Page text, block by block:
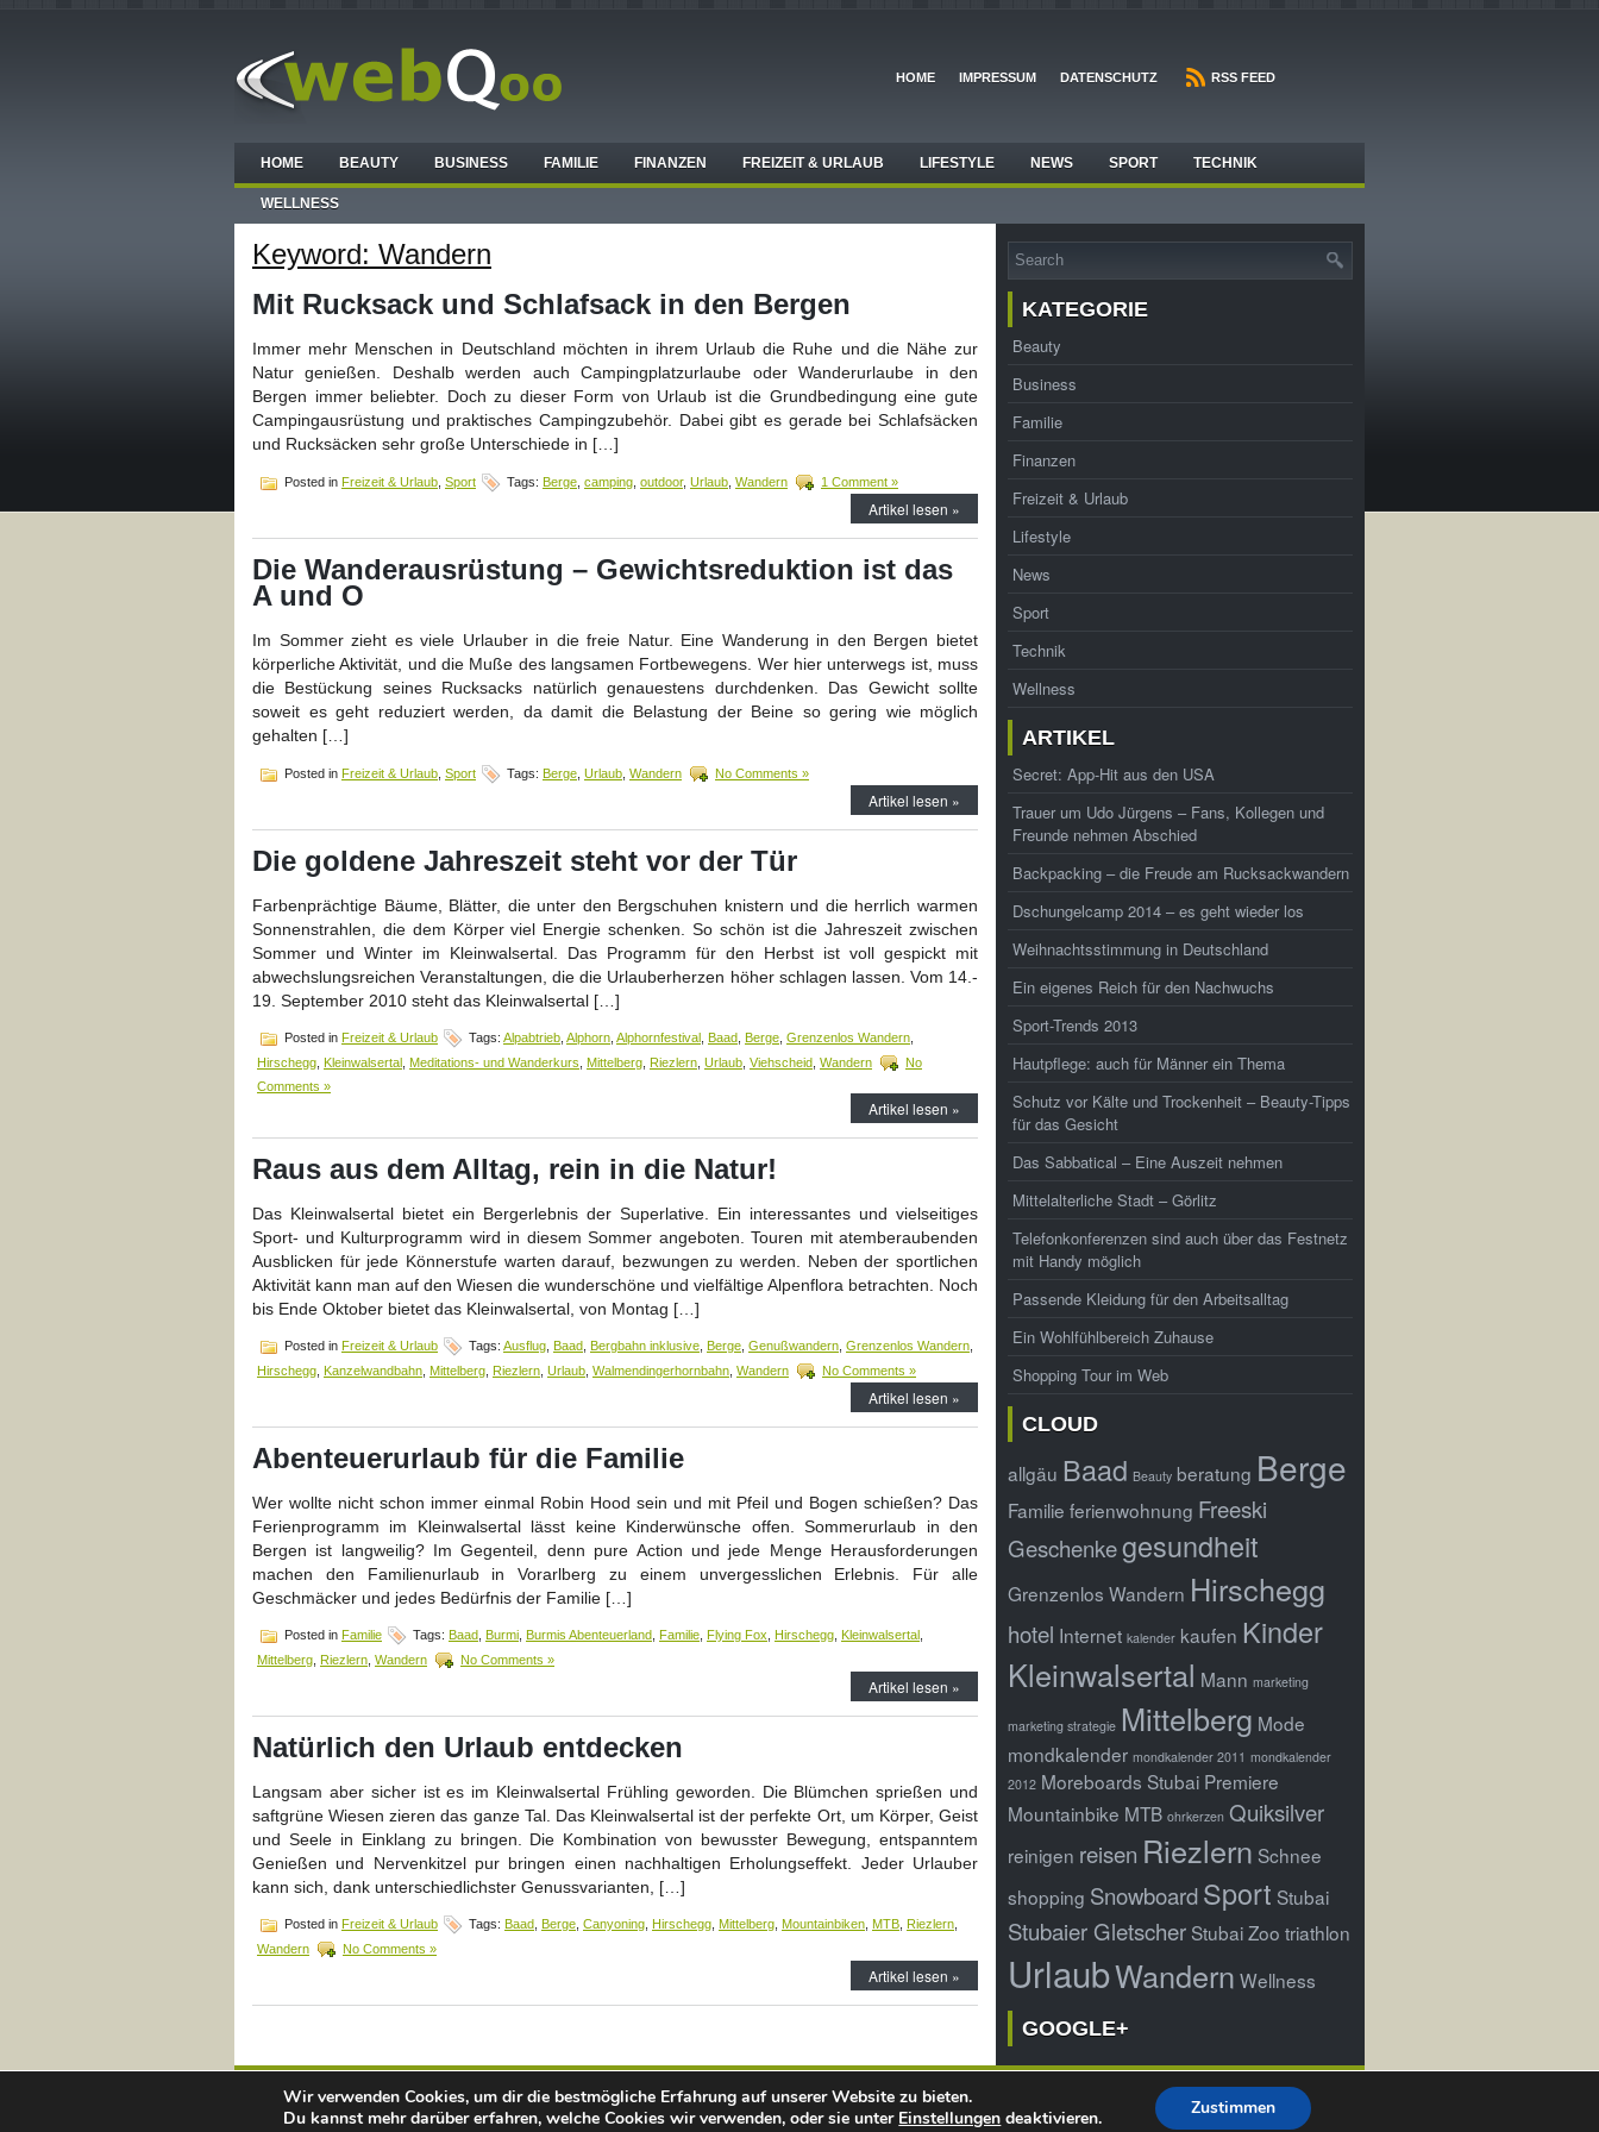
HOME IMPRESSUM DATENSCHUTZ RSS FEED
HOME BEAUTY BUSINESS FAMILIE FINANZEN FREIZEIT & URLAUB LIFESTYLE NEWS SPORT TECHNIK
WELLNESS
Keyword: Wandern
Mit Rucksack und Schlafsack in den Bergen
Immer mehr Menschen in Deutschland möchten in ihrem Urlaub die Ruhe und die Nähe zur
Natur genießen. Deshalb werden auch Campingplatzurlaube oder Wanderurlaube in den
Bergen immer beliebter. Doch zu dieser Form von Urlaub ist die Grundbedingung eine gute
Campingausrüstung und praktisches Campingzubehör. Dabei gibt es gerade bei Schlafsäcken
und Rucksäcken sehr große Unterschiede in […]
Posted in Freizeit & Urlaub Sport Tags: Berge camping outdoor, Urlaub Wandern 1 Comment »
Artikel lesen »
Die Wanderausrüstung – Gewichtsreduktion ist das
A und O
Im Sommer zieht es viele Urlauber in die freie Natur. Eine Wanderung in den Bergen bietet
körperliche Aktivität, und die Muße des langsamen Fortbewegens. Wer hier unterwegs ist, muss
die Bestückung seines Rucksacks natürlich genauestens durchdenken. Das Gewicht sollte
soweit es geht reduziert werden, da damit die Belastung der Beine so gering wie möglich
gehalten […]
Posted in Freizeit & Urlaub Sport Tags: Berge Urlaub Wandern No Comments »
Artikel lesen »
Die goldene Jahreszeit steht vor der Tür
Farbenprächtige Bäume, Blätter, die unter den Bergschuhen knistern und die herrlich warmen
Sonnenstrahlen, die dem Körper viel Energie schenken. So schön ist die Jahreszeit zwischen
Sommer und Winter im Kleinwalsertal. Das Programm für den Herbst ist voll gespickt mit
abwechslungsreichen Veranstaltungen, die die Urlauberherzen höher schlagen lassen. Vom 14.-
19. September 2010 steht das Kleinwalsertal […]
Posted in Freizeit & Urlaub Tags: Alpabtrieb Alphorn Alphornfestival Baad Berge Grenzenlos Wandern
Hirschegg Kleinwalsertal Meditations- und Wanderkurs Mittelberg Riezlern Urlaub Viehscheid Wandern
No
Comments »
Artikel lesen »
Raus aus dem Alltag, rein in die Natur!
Das Kleinwalsertal bietet ein Bergerlebnis der Superlative. Ein interessantes und vielseitiges
Sport- und Kulturprogramm wird in diesem Sommer angeboten. Touren mit atemberaubenden
Ausblicken für jede Könnerstufe warten darauf, bezwungen zu werden. Neben der sportlichen
Aktivität kann man auf den Wiesen die wunderschöne und vielfältige Alpenflora betrachten. Noch
bis Ende Oktober bietet das Kleinwalsertal, von Montag […]
Posted in Freizeit & Urlaub Tags: Ausflug Baad Bergbahn inklusive Berge Genußwandern Grenzenlos Wandern
Hirschegg Kanzelwandbahn Mittelberg Riezlern Urlaub Walmendingerhornbahn Wandern No Comments »
Artikel lesen »
Abenteuerurlaub für die Familie
Wer wollte nicht schon immer einmal Robin Hood sein und mit Pfeil und Bogen schießen? Das
Ferienprogramm im Kleinwalsertal lässt keine Kinderwünsche offen. Sommerurlaub in den
Bergen ist langweilig? Im Gegenteil, denn pure Action und jede Menge Herausforderungen
machen den Familienurlaub in Vorarlberg zu einem unvergesslichen Erlebnis. Für alle
Geschmäcker und jedes Bedürfnis der Familie […]
Posted in Familie Tags: Baad Burmi Burmis Abenteuerland Familie Flying Fox Hirschegg Kleinwalsertal
Mittelberg Riezlern Wandern No Comments »
Artikel lesen »
Natürlich den Urlaub entdecken
Langsam aber sicher ist es im Kleinwalsertal Frühling geworden. Die Blümchen sprießen und
saftgrüne Wiesen zieren das ganze Tal. Das Kleinwalsertal ist der perfekte Ort, um Körper, Geist
und Seele in Einklang zu bringen. Die Kombination von bewusster Bewegung, entspanntem
Genießen und Nervenkitzel pur bringen einen nachhaltigen Erholungseffekt. Jeder Urlauber
kann sich, dank unterschiedlichster Genussvarianten, […]
Posted in Freizeit & Urlaub Tags: Baad Berge Canyoning Hirschegg Mittelberg Mountainbiken MTB Riezlern
Wandern
No Comments »
Artikel lesen »
KATEGORIE
Beauty
Business
Familie
Finanzen
Freizeit & Urlaub
Lifestyle
News
Sport
Technik
Wellness
ARTIKEL
Secret: App-Hit aus den USA
Trauer um Udo Jürgens – Fans, Kollegen und
Freunde nehmen Abschied
Backpacking – die Freude am Rucksackwandern
Dschungelcamp 2014 – es geht wieder los
Weihnachtsstimmung in Deutschland
Ein eigenes Reich für den Nachwuchs
Sport-Trends 2013
Hautpflege: auch für Männer ein Thema
Schutz vor Kälte und Trockenheit – Beauty-Tipps
für das Gesicht
Das Sabbatical – Eine Auszeit nehmen
Mittelalterliche Stadt – Görlitz
Telefonkonferenzen sind auch über das Festnetz
mit Handy möglich
Passende Kleidung für den Arbeitsalltag
Ein Wohlfühlbereich Zuhause
Shopping Tour im Web
CLOUD
allgäu Baad Beauty beratung Berge
Familie ferienwohnung Freeski
Geschenkegesundheit
Grenzenlos Wandern Hirschegg
hotel Internet kalender kaufen Kinder
Kleinwalsertal Mann marketing
marketing strategie Mittelberg Mode
mondkalender mondkalender 2011 mondkalender
2012 Moreboards Stubai Premiere
Mountainbike MTB ohrkerzen Quiksilver
reinigen reisen Riezlern Schnee
shopping SnowboardSport Stubai
Stubaier Gletscher Stubai Zoo triathlon
UrlaubWandern Wellness
GOOGLE+
Copyright ©webQoo- Online Infoportal
Wir verwenden Cookies, um dir die bestmögliche Erfahrung auf unserer Website zu bieten.
Du kannst mehr darüber erfahren, welche Cookies wir verwenden, oder sie unter Einstellungen deaktivieren. Zustimmen